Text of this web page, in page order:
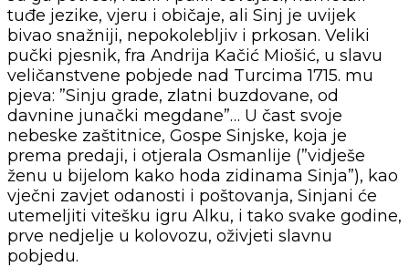
tuđe jezike, vjeru i običaje, ali Sinj je uvijek
bivao snažniji, nepokolebljiv i prkosan. Veliki
pučki pjesnik, fra Andrija Kačić Miošić, u slavu
veličanstvene pobjede nad Turcima 1715. mu
pjeva: ”Sinju grade, zlatni buzdovane, od
davnine junački megdane”… U čast svoje
nebeske zaštitnice, Gospe Sinjske, koja je
prema predaji, i otjerala Osmanlije (”vidješe
ženu u bijelom kako hoda zidinama Sinja”), kao
vječni zavjet odanosti i poštovanja, Sinjani će
utemeljiti vitešku igru Alku, i tako svake godine,
prve nedjelje u kolovozu, oživjeti slavnu
pobjedu.